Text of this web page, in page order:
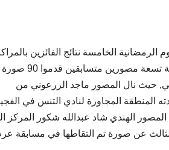
الخامسة نتائج الفائزين
الاولى للمسابقة وذلك في المعرض الذي اقيم امس الخميس بنادي الفجيرة بمشاركة
حيث نال المصور ماجد الزرعوني من
المنطقة المجاورة لنادي التنس في
الهندي شاد عبدالله شكور المركز
عن صورة تم التقاطها في مسابقة